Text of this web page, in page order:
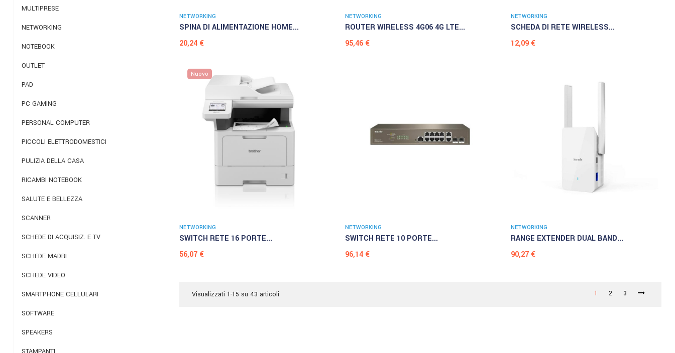
MULTIPRESE
NETWORKING
NOTEBOOK
OUTLET
PAD
PC GAMING
PERSONAL COMPUTER
PICCOLI ELETTRODOMESTICI
PULIZIA DELLA CASA
RICAMBI NOTEBOOK
SALUTE E BELLEZZA
SCANNER
SCHEDE DI ACQUISIZ. E TV
SCHEDE MADRI
SCHEDE VIDEO
SMARTPHONE CELLULARI
SOFTWARE
SPEAKERS
NETWORKING
SPINA DI ALIMENTAZIONE HOME...
Prezzo
20,24 €
NETWORKING
ROUTER WIRELESS 4G06 4G LTE...
Prezzo
95,46 €
NETWORKING
SCHEDA DI RETE WIRELESS...
Prezzo
12,09 €
Nuovo
NETWORKING
SWITCH RETE 16 PORTE...
Prezzo
56,07 €
NETWORKING
SWITCH RETE 10 PORTE...
Prezzo
96,14 €
NETWORKING
RANGE EXTENDER DUAL BAND...
Prezzo
90,27 €
Visualizzati 1-15 su 43 articoli 1 2 3